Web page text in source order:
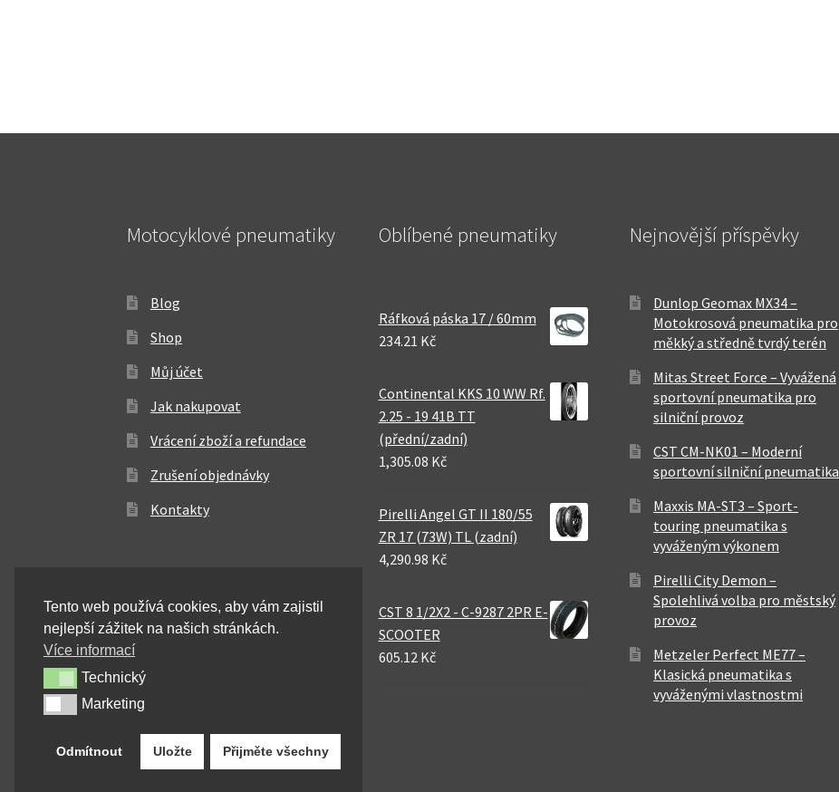
Motocyklové pneumatiky
Blog
Shop
Můj účet
Jak nakupovat
Vrácení zboží a refundace
Zrušení objednávky
Kontakty
Oblíbené pneumatiky
Ráfková páska 17 / 60mm
234.21 Kč
Continental KKS 10 WW Rf.
2.25 - 19 41B TT
(přední/zadní)
1,305.08 Kč
Pirelli Angel GT II 180/55
ZR 17 (73W) TL (zadní)
4,290.98 Kč
CST 8 1/2X2 - C-9287 2PR E-
SCOOTER
605.12 Kč
Nejnovější příspěvky
Dunlop Geomax MX34 –
Motokrosová pneumatika pro
měkký a středně tvrdý terén
Mitas Street Force – Vyvážená
sportovní pneumatika pro
silniční provoz
CST CM-NK01 – Moderní
sportovní silniční pneumatika
Maxxis MA-ST3 – Sport-
touring pneumatika s
vyváženým výkonem
Pirelli City Demon –
Spolehlivá volba pro městský
provoz
Metzeler Perfect ME77 –
Klasická pneumatika s
vyváženými vlastnostmi
Tento web používá cookies, aby vám zajistil
nejlepší zážitek na našich stránkách.
Více informací
TechnickýTechnický
MarketingMarketing
Odmítnout Uložte Přijměte všechny